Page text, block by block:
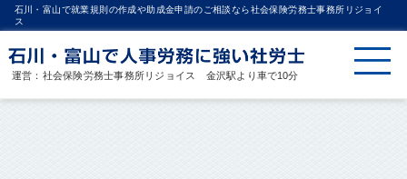
石川・富山で就業規則の作成や助成金申請のご相談なら社会保険労務士事務所リジョイ
ス
運営：社会保険労務士事務所リジョイス 金沢駅より車で10分